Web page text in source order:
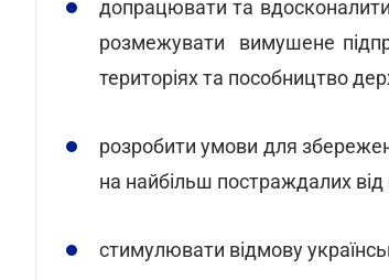
допрацювати та вдосконалити
розмежувати вимушене
територіях та пособництво
розробити умови для
на найбільш постраждалих від
стимулювати відмову